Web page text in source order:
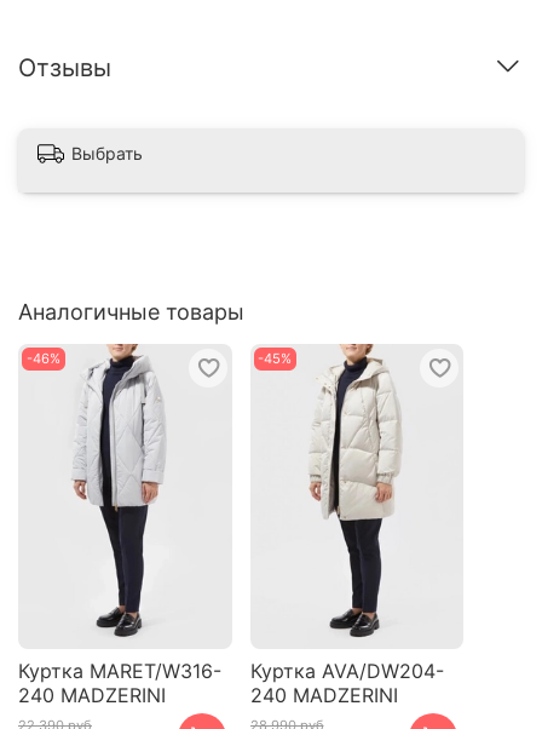
Отзывы
Выбрать
Аналогичные товары
-46%
Куртка MARET/W316-
240 MADZERINI
22 390 руб
-45%
Куртка AVA/DW204-
240 MADZERINI
28 990 руб